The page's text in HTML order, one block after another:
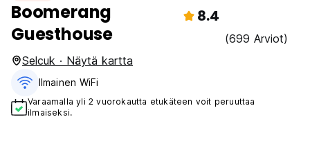
Boomerang
Guesthouse
8.4
(699 Arviot)
Selcuk · Näytä kartta
Ilmainen WiFi
Varaamalla yli 2 vuorokautta etukäteen voit peruuttaa
ilmaiseksi.